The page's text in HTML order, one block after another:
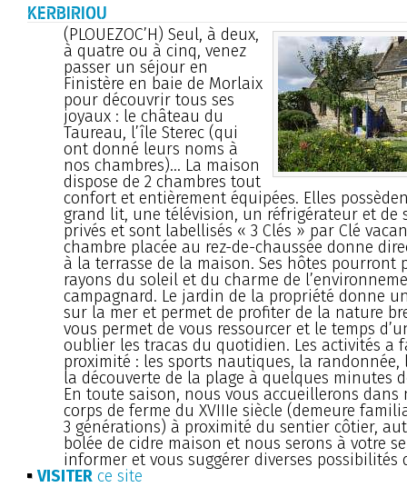
KERBIRIOU
(PLOUEZOC’H) Seul, à deux,
à quatre ou à cinq, venez
passer un séjour en
Finistère en baie de Morlaix
pour découvrir tous ses
joyaux : le château du
Taureau, l’île Sterec (qui
ont donné leurs noms à
nos chambres)... La maison
dispose de 2 chambres tout
confort et entièrement équipées. Elles
grand lit, une télévision, un réfrigérateur et de
privés et sont labellisés « 3 Clés » par Clé
chambre placée au rez-de-chaussée donne
à la terrasse de la maison. Ses hôtes pourront
rayons du soleil et du charme de
campagnard. Le jardin de la propriété donne
sur la mer et permet de profiter de la nature
vous permet de vous ressourcer et le temps
oublier les tracas du quotidien. Les activités a
proximité : les sports nautiques, la randonnée,
la découverte de la plage à quelques minutes
En toute saison, nous vous accueillerons dans
corps de ferme du XVIIIe siècle (demeure
3 générations) à proximité du sentier côtier,
bolée de cidre maison et nous serons à votre
informer et vous suggérer diverses possibilités
VISITER ce site